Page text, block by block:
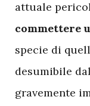
attuale
commettere
specie di
desumibile
gravemente